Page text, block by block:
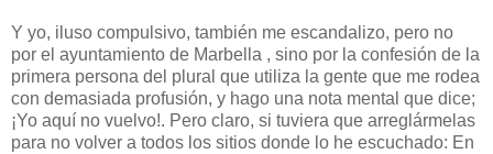
Y yo, iluso compulsivo, también me escandalizo, pero no
por el ayuntamiento de Marbella , sino por la confesión de la
primera persona del plural que utiliza la gente que me rodea
con demasiada profusión, y hago una nota mental que dice;
¡Yo aquí no vuelvo!. Pero claro, si tuviera que arreglármelas
para no volver a todos los sitios donde lo he escuchado: En